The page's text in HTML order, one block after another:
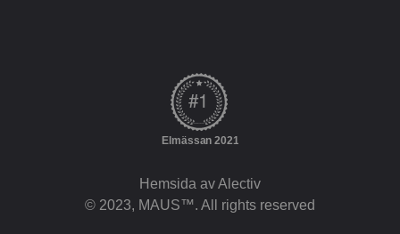
© 2023, MAUS™. All rights reserved
Hemsida av Alectiv